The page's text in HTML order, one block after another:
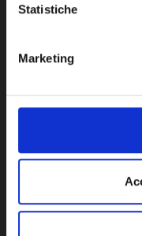
Statistiche
Marketing